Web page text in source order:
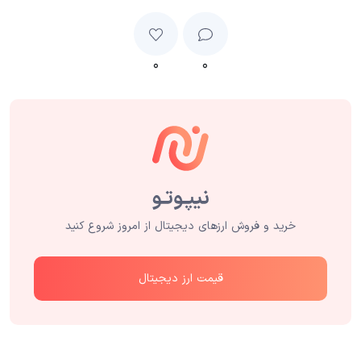
۰ ۰
خرید و فروش ارزهای دیجیتال از امروز شروع کنید
قیمت ارز دیجیتال